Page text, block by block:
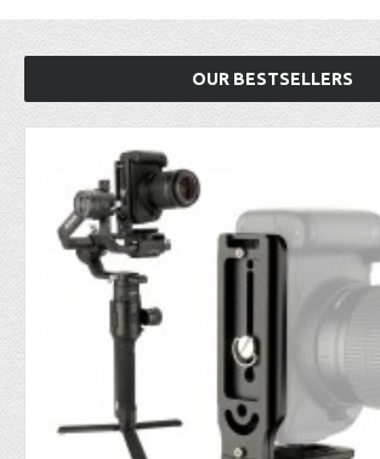
OUR BESTSELLERS